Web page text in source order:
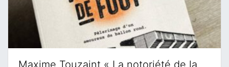
Maxime Touzaint « La notoriété de la